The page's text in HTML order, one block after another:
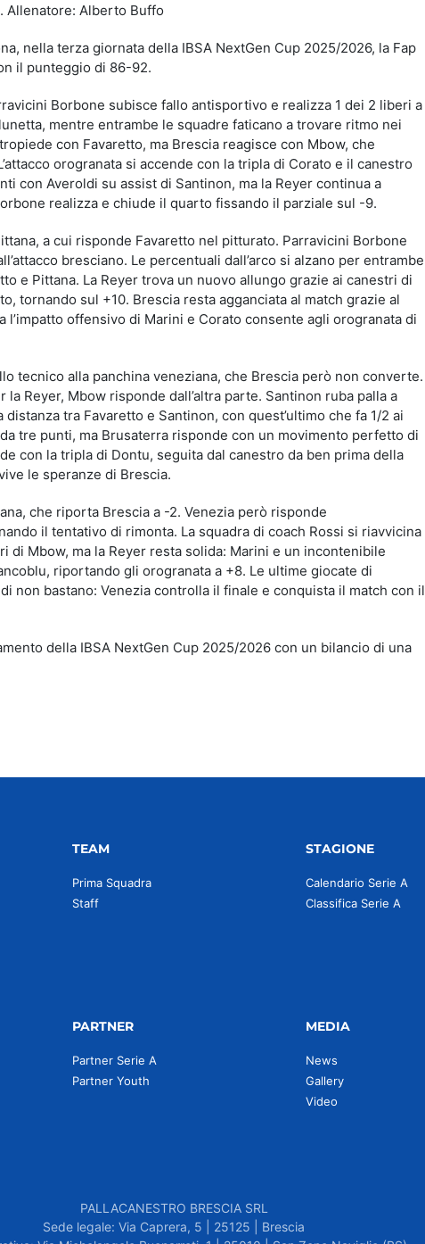
Allenatore: Alberto Buffo
nella terza giornata della IBSA NextGen Cup 2025/2026, la Fap
il punteggio di 86-92.
Borbone subisce fallo antisportivo e realizza 1 dei 2 liberi a
mentre entrambe le squadre faticano a trovare ritmo nei
con Favaretto, ma Brescia reagisce con Mbow, che
orogranata si accende con la tripla di Corato e il canestro
con Averoldi su assist di Santinon, ma la Reyer continua a
realizza e chiude il quarto fissando il parziale sul -9.
a cui risponde Favaretto nel pitturato. Parravicini Borbone
bresciano. Le percentuali dall’arco si alzano per entrambe
e Pittana. La Reyer trova un nuovo allungo grazie ai canestri di
tornando sul +10. Brescia resta agganciata al match grazie al
l’impatto offensivo di Marini e Corato consente agli orogranata di
tecnico alla panchina veneziana, che Brescia però non converte.
Reyer, Mbow risponde dall’altra parte. Santinon ruba palla a
tra Favaretto e Santinon, con quest’ultimo che fa 1/2 ai
tre punti, ma Brusaterra risponde con un movimento perfetto di
con la tripla di Dontu, seguita dal canestro da ben prima della
le speranze di Brescia.
che riporta Brescia a -2. Venezia però risponde
il tentativo di rimonta. La squadra di coach Rossi si riavvicina
di Mbow, ma la Reyer resta solida: Marini e un incontenibile
riportando gli orogranata a +8. Le ultime giocate di
non bastano: Venezia controlla il finale e conquista il match con il
della IBSA NextGen Cup 2025/2026 con un bilancio di una
TEAM
Prima Squadra
Staff
STAGIONE
Calendario Serie A
Classifica Serie A
PARTNER
Partner Serie A
Partner Youth
MEDIA
News
Gallery
Video
PALLACANESTRO BRESCIA SRL
Sede legale: Via Caprera, 5 | 25125 | Brescia